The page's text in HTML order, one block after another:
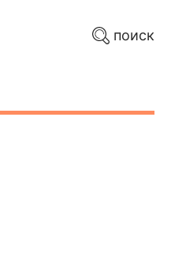
поиск